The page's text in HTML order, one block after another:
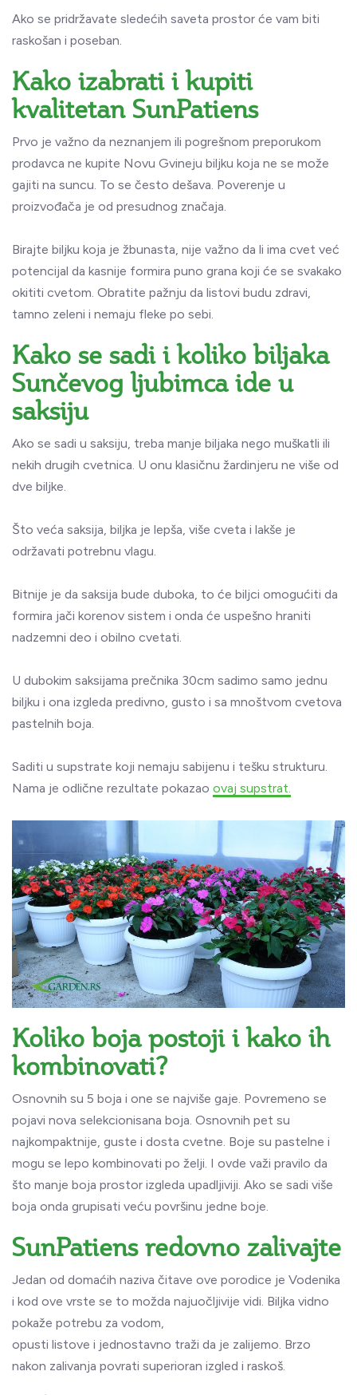
Ako se pridržavate sledećih saveta prostor će vam biti
raskošan i poseban.
Kako izabrati i kupiti
kvalitetan SunPatiens
Prvo je važno da neznanjem ili pogrešnom preporukom
prodavca ne kupite Novu Gvineju biljku koja ne se može
gajiti na suncu. To se često dešava. Poverenje u
proizvođača je od presudnog značaja.
Birajte biljku koja je žbunasta, nije važno da li ima cvet već
potencijal da kasnije formira puno grana koji će se svakako
okititi cvetom. Obratite pažnju da listovi budu zdravi,
tamno zeleni i nemaju fleke po sebi.
Kako se sadi i koliko biljaka
Sunčevog ljubimca ide u
saksiju
Ako se sadi u saksiju, treba manje biljaka nego muškatli ili
nekih drugih cvetnica. U onu klasičnu žardinjeru ne više od
dve biljke.
Što veća saksija, biljka je lepša, više cveta i lakše je
održavati potrebnu vlagu.
Bitnije je da saksija bude duboka, to će biljci omogućiti da
formira jači korenov sistem i onda će uspešno hraniti
nadzemni deo i obilno cvetati.
U dubokim saksijama prečnika 30cm sadimo samo jednu
biljku i ona izgleda predivno, gusto i sa mnoštvom cvetova
pastelnih boja.
Saditi u supstrate koji nemaju sabijenu i tešku strukturu.
Nama je odlične rezultate pokazao ovaj supstrat.
Koliko boja postoji i kako ih
kombinovati?
Osnovnih su 5 boja i one se najviše gaje. Povremeno se
pojavi nova selekcionisana boja. Osnovnih pet su
najkompaktnije, guste i dosta cvetne. Boje su pastelne i
mogu se lepo kombinovati po želji. I ovde važi pravilo da
što manje boja prostor izgleda upadljiviji. Ako se sadi više
boja onda grupisati veću površinu jedne boje.
SunPatiens redovno zalivajte
Jedan od domaćih naziva čitave ove porodice je Vodenika
i kod ove vrste se to možda najuočljivije vidi. Biljka vidno
pokaže potrebu za vodom,
opusti listove i jednostavno traži da je zalijemo. Brzo
nakon zalivanja povrati superioran izgled i raskoš.